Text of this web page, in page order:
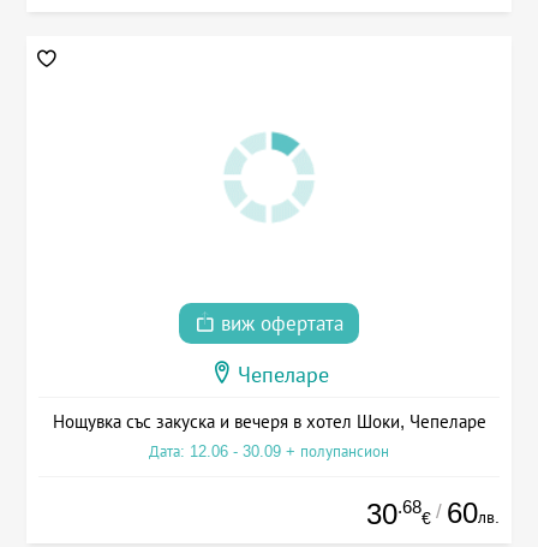
виж офертата
Чепеларе
Нощувка със закуска и вечеря в хотел Шоки, Чепеларе
Дата: 12.06 - 30.09 + полупансион
30.68
€ / 60лв.